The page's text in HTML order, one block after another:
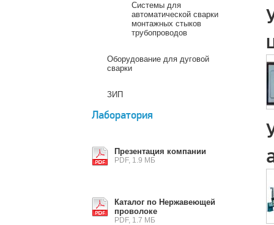
Системы для
автоматической сварки
монтажных стыков
трубопроводов
Оборудование для дуговой
сварки
ЗИП
Лаборатория
Презентация компании
PDF, 1.9 МБ
Каталог по Нержавеющей
проволоке
PDF, 1.7 МБ